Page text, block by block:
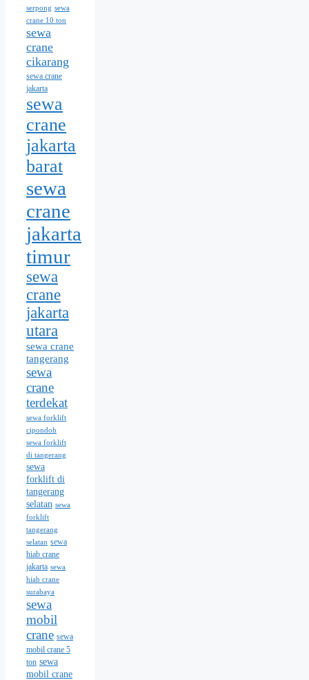
serpong sewa
crane 10 ton
sewa
crane
cikarang
sewa crane
jakarta
sewa
crane
jakarta
barat
sewa
crane
jakarta
timur
sewa
crane
jakarta
utara
sewa crane
tangerang
sewa
crane
terdekat
sewa forklift
cipondoh
sewa forklift
di tangerang
sewa
forklift di
tangerang
selatan sewa
forklift
tangerang
selatan sewa
hiab crane
jakarta sewa
hiab crane
surabaya
sewa
mobil
crane sewa
mobil crane 5
ton sewa
mobil crane